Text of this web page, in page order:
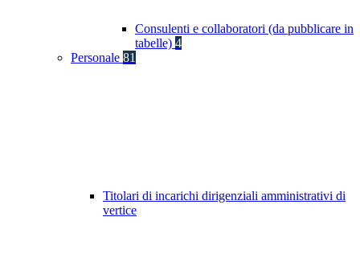
Consulenti e collaboratori (da pubblicare in
tabelle) 4
Personale 81
Titolari di incarichi dirigenziali amministrativi di
vertice